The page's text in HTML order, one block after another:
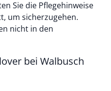
Sie die Pflegehinweise
um sicherzugehen.
nicht in den
bei Walbusch